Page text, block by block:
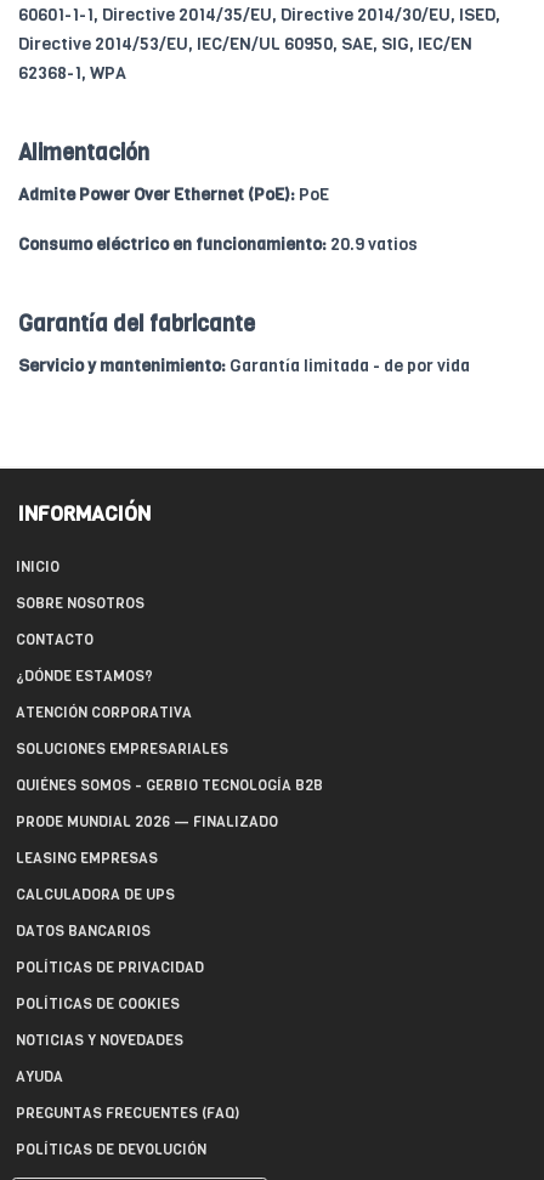
60601-1-1, Directive 2014/35/EU, Directive 2014/30/EU, ISED,
Directive 2014/53/EU, IEC/EN/UL 60950, SAE, SIG, IEC/EN
62368-1, WPA
Alimentación
Admite Power Over Ethernet (PoE): PoE
Consumo eléctrico en funcionamiento: 20.9 vatios
Garantía del fabricante
Servicio y mantenimiento: Garantía limitada - de por vida
INFORMACIÓN
INICIO
SOBRE NOSOTROS
CONTACTO
¿DÓNDE ESTAMOS?
ATENCIÓN CORPORATIVA
SOLUCIONES EMPRESARIALES
QUIÉNES SOMOS - GERBIO TECNOLOGÍA B2B
PRODE MUNDIAL 2026 — FINALIZADO
LEASING EMPRESAS
CALCULADORA DE UPS
DATOS BANCARIOS
POLÍTICAS DE PRIVACIDAD
POLÍTICAS DE COOKIES
NOTICIAS Y NOVEDADES
AYUDA
PREGUNTAS FRECUENTES (FAQ)
POLÍTICAS DE DEVOLUCIÓN